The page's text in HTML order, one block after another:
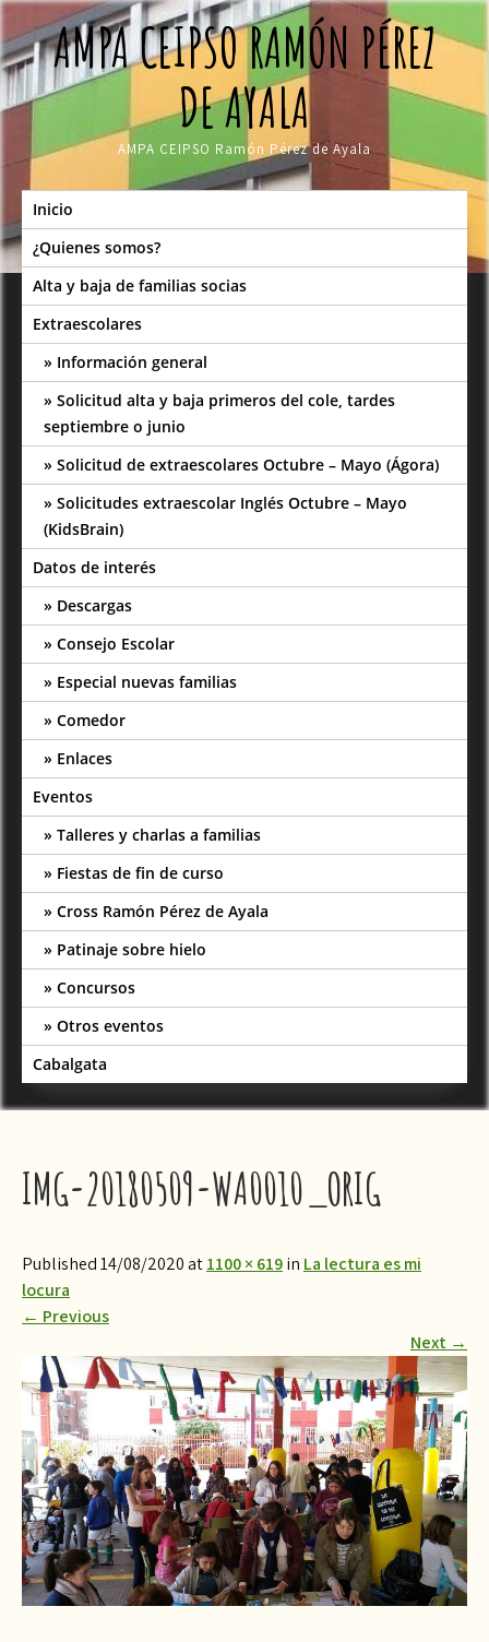
Skip
to
contentAMPA CEIPSO RAMÓN PÉREZ
DE AYALA
AMPA CEIPSO Ramón Pérez de Ayala
Inicio
¿Quienes somos?
Alta y baja de familias socias
Extraescolares
Información general
Solicitud alta y baja primeros del cole, tardes
septiembre o junio
Solicitud de extraescolares Octubre – Mayo (Ágora)
Solicitudes extraescolar Inglés Octubre – Mayo
(KidsBrain)
Datos de interés
Descargas
Consejo Escolar
Especial nuevas familias
Comedor
Enlaces
Eventos
Talleres y charlas a familias
Fiestas de fin de curso
Cross Ramón Pérez de Ayala
Patinaje sobre hielo
Concursos
Otros eventos
Cabalgata
IMG-20180509-WA0010_ORIG
Published 14/08/2020 at1100 × 619in La lectura es mi
locura
← Previous
Next →